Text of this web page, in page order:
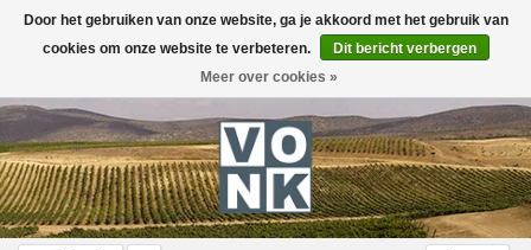
Toggle
navigation
Door het gebruiken van onze website, ga je akkoord met het gebruik van
cookies om onze website te verbeteren.
Dit bericht verbergen
Meer over cookies »